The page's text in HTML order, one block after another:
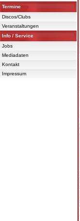
Termine
Discos/Clubs
Veranstaltungen
Info / Service
Jobs
Mediadaten
Kontakt
Impressum